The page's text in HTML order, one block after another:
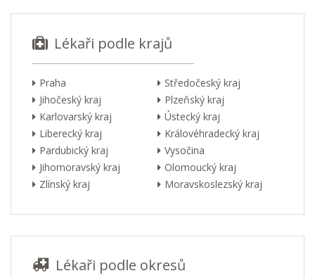
Lékaři podle krajů
Praha
Středočeský kraj
Jihočeský kraj
Plzeňský kraj
Karlovarský kraj
Ústecký kraj
Liberecký kraj
Královéhradecký kraj
Pardubický kraj
Vysočina
Jihomoravský kraj
Olomoucký kraj
Zlínský kraj
Moravskoslezský kraj
Lékaři podle okresů